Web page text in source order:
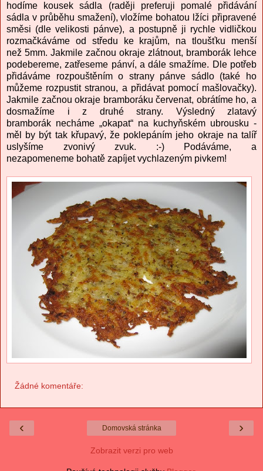
hodíme kousek sádla (raději preferuji pomalé přidávání
sádla v průběhu smažení), vložíme bohatou lžíci připravené
směsi (dle velikosti pánve), a postupně ji rychle vidličkou
rozmačkáváme od středu ke krajům, na tloušťku menší
než 5mm. Jakmile začnou okraje zlátnout, bramborák lehce
podebereme, zatřeseme pánví, a dále smažíme. Dle potřeb
přidáváme rozpouštěním o strany pánve sádlo (také ho
můžeme rozpustit stranou, a přidávat pomocí mašlovačky).
Jakmile začnou okraje bramboráku červenat, obrátíme ho, a
dosmažíme i z druhé strany. Výsledný zlatavý
bramborák necháme „okapat“ na kuchyňském ubrousku -
měl by být tak křupavý, že poklepáním jeho okraje na talíř
uslyšíme zvonivý zvuk. :-) Podáváme, a
nezapomeneme bohatě zapíjet vychlazeným pivkem!
Žádné komentáře:
‹ ›
Domovská stránka
Zobrazit verzi pro web